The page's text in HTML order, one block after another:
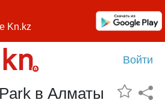
Kn.kz
Войти
в Алматы